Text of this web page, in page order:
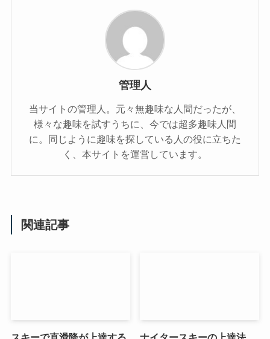
管理人
当サイトの管理人。元々無趣味な人間だったが、
様々な趣味を試すうちに、今では超多趣味人間
に。同じように趣味を探している人の役に立ちた
く、本サイトを運営しています。
関連記事